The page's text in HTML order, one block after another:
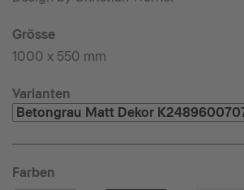
Grösse
1000 x 550 mm
Varianten
Farben